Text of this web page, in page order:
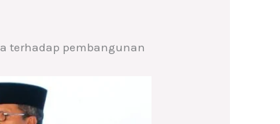
terhadap pembangunan